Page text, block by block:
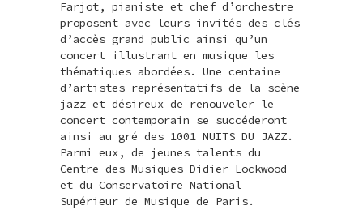
Farjot, pianiste et chef d’orchestre
proposent avec leurs invités des clés
d’accès grand public ainsi qu’un
concert illustrant en musique les
thématiques abordées. Une centaine
d’artistes représentatifs de la scène
jazz et désireux de renouveler le
concert contemporain se succéderont
ainsi au gré des 1001 NUITS DU JAZZ.
Parmi eux, de jeunes talents du
Centre des Musiques Didier Lockwood
et du Conservatoire National
Supérieur de Musique de Paris.